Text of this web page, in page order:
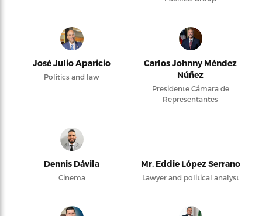
José Julio Aparicio
Politics and law
Carlos Johnny Méndez
Núñez
Presidente Cámara de
Representantes
Dennis Dávila
Cinema
Mr. Eddie López Serrano
Lawyer and political analyst